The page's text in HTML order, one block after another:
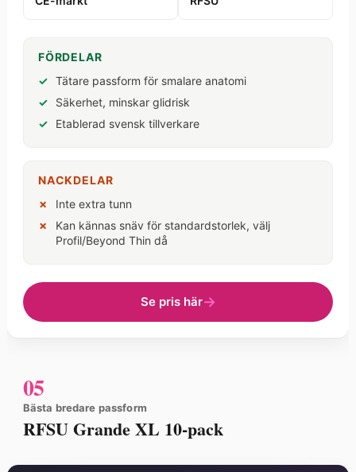
FÖRDELAR
Tätare passform för smalare anatomi
Säkerhet, minskar glidrisk
Etablerad svensk tillverkare
NACKDELAR
Inte extra tunn
Kan kännas snäv för standardstorlek, välj
Profil/Beyond Thin då
Se pris här
05
Bästa bredare passform
RFSU Grande XL 10-pack